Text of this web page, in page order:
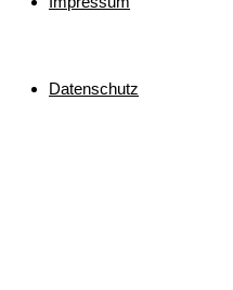
Datenschutz